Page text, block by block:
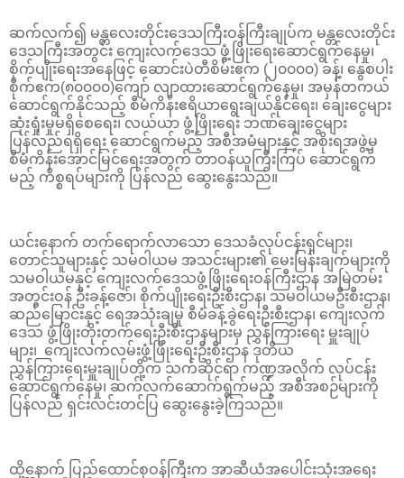
ဆက်လက်၍ မန္တလေးတိုင်းဒေသကြီးဝန်ကြီးချုပ်က မန္တလေးတိုင်း
ဒေသကြီးအတွင်း ကျေးလက်ဒေသ ဖွံ့ဖြိုးရေးဆောင်ရွက်နေမှု၊
စိုက်ပျိုးရေးအနေဖြင့် ဆောင်းပဲတီစိမ်းဧက (၂၀၀၀၀) ခန့်၊ နွေစပါး
စိုက်ဧက(၈၀၀၀၀)ကျော် လျာထားဆောင်ရွက်နေမှု၊ အမှန်တကယ်
ဆောင်ရွက်နိုင်သည့် စီမံကိန်းဧရိယာရွေးချယ်နိုင်ရေး၊ ချေးငွေများ
ဆုံးရှုံးမှုမရှိစေရေး၊ လယ်ယာ ဖွံ့ဖြိုးရေး ဘဏ်ချေးငွေများ
ပြန်လည်ရရှိရေး ဆောင်ရွက်မည့် အစီအမံများနှင့် အစိုးရအဖွဲ့မှ
စီမံကိန်းအောင်မြင်ရေးအတွက် တာဝန်ယူကြီးကြပ် ဆောင်ရွက်
မည့် ကိစ္စရပ်များကို ပြန်လည် ဆွေးနွေးသည်။
ယင်းနောက် တက်ရောက်လာသော ဒေသခံလုပ်ငန်းရှင်များ၊
တောင်သူများနှင့် သမဝါယမ အသင်းများ၏ မေးမြန်းချက်များကို
သမဝါယမနှင့် ကျေးလက်ဒေသဖွံ့ဖြိုးရေးဝန်ကြီးဌာန အမြဲတမ်း
အတွင်းဝန် ဦးခန့်ဇော်၊ စိုက်ပျိုးရေးဦးစီးဌာန၊ သမဝါယမဦးစီးဌာန၊
ဆည်မြောင်းနှင့် ရေအသုံးချမှု စီမံခန့်ခွဲရေးဦးစီးဌာန၊ ကျေးလက်
ဒေသ ဖွံ့ဖြိုးတိုးတက်ရေးဦးစီးဌာနများမှ ညွှန်ကြားရေး မှူးချုပ်
များ၊ ကျေးလက်လမ်းဖွံ့ဖြိုးရေးဦးစီးဌာန ဒုတိယ
ညွှန်ကြားရေးမှူးချုပ်တို့က သက်ဆိုင်ရာ ကဏ္ဍအလိုက် လုပ်ငန်း
ဆောင်ရွက်နေမှု၊ ဆက်လက်ဆောက်ရွက်မည့် အစီအစဉ်များကို
ပြန်လည် ရှင်းလင်းတင်ပြ‌ ဆွေးနွေးခဲ့ကြသည်။
ထို့နောက် ပြည်ထောင်စုဝန်ကြီးက အာဆီယံအပေါင်းသုံးအရေး